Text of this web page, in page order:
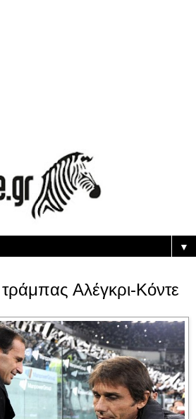
▼
Αλέγκρι-Κόντε